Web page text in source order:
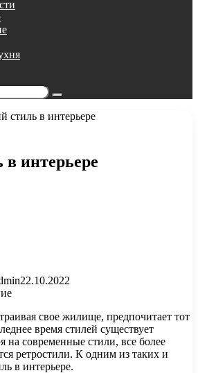
Поиск...
стиль в интерьере
в интерьере
22.10.2022
свое жилище, предпочитает тот
время стилей существует
на современные стили, все более
ретростили. К одним из таких и
в интерьере.